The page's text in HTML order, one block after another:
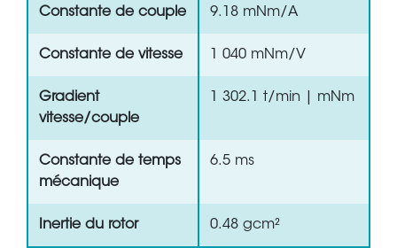
Constante de couple 9.18 mNm/A
Constante de vitesse 1 040 mNm/V
Gradient
vitesse/couple
1 302.1 t/min | mNm
Constante de temps
mécanique
6.5 ms
Inertie du rotor 0.48 gcm²